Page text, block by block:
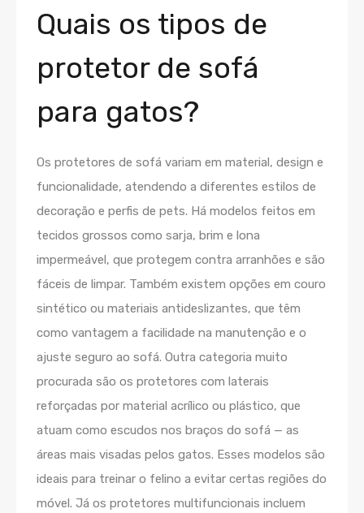
Quais os tipos de
protetor de sofá
para gatos?
Os protetores de sofá variam em material, design e
funcionalidade, atendendo a diferentes estilos de
decoração e perfis de pets. Há modelos feitos em
tecidos grossos como sarja, brim e lona
impermeável, que protegem contra arranhões e são
fáceis de limpar. Também existem opções em couro
sintético ou materiais antideslizantes, que têm
como vantagem a facilidade na manutenção e o
ajuste seguro ao sofá. Outra categoria muito
procurada são os protetores com laterais
reforçadas por material acrílico ou plástico, que
atuam como escudos nos braços do sofá — as
áreas mais visadas pelos gatos. Esses modelos são
ideais para treinar o felino a evitar certas regiões do
móvel. Já os protetores multifuncionais incluem